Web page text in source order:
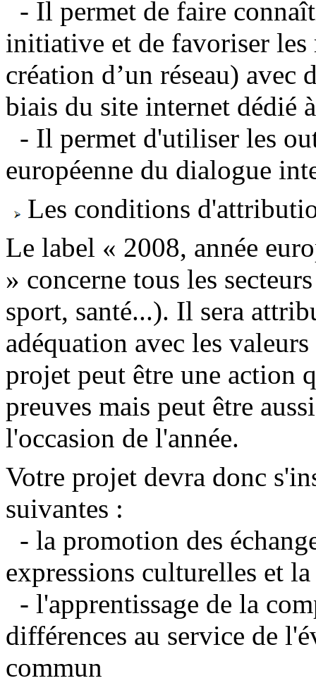
- Il permet de faire
initiative et de favoriser les
création d’un réseau) avec
biais du site internet dédié
- Il permet d'utiliser les
européenne du dialogue
Les conditions
Le label « 2008, année
» concerne tous les
sport, santé...). Il sera
adéquation avec les
projet peut être une action
preuves mais peut être
l'occasion de l'année.
Votre projet devra donc
suivantes :
- la promotion des
expressions culturelles et
- l'apprentissage de la
différences au service de
commun